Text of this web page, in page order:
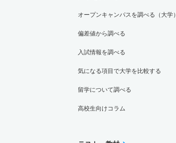
オープンキャンパスを調べる（大学）
偏差値から調べる
入試情報を調べる
気になる項目で大学を比較する
留学について調べる
高校生向けコラム